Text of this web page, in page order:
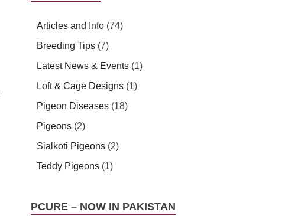
Articles and Info (74)
Breeding Tips (7)
Latest News & Events (1)
Loft & Cage Designs (1)
Pigeon Diseases (18)
Pigeons (2)
Sialkoti Pigeons (2)
Teddy Pigeons (1)
PCURE – NOW IN PAKISTAN